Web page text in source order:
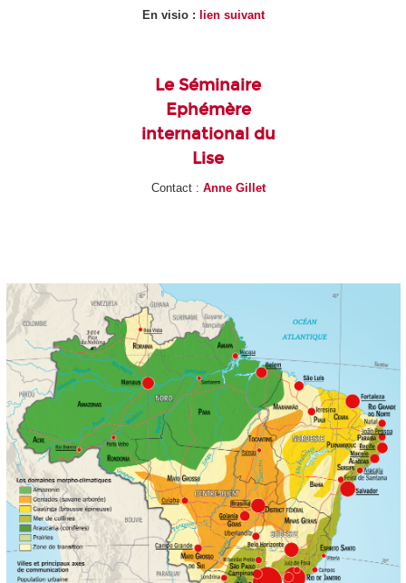
En visio : lien suivant
Le Séminaire
Ephémère
international du
Lise
Contact : Anne Gillet